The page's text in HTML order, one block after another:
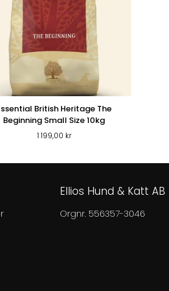
British Heritage The
Beginning Small Size 10kg
1 199,00 kr
Ellios Hund & Katt AB
Orgnr. 556357-3046